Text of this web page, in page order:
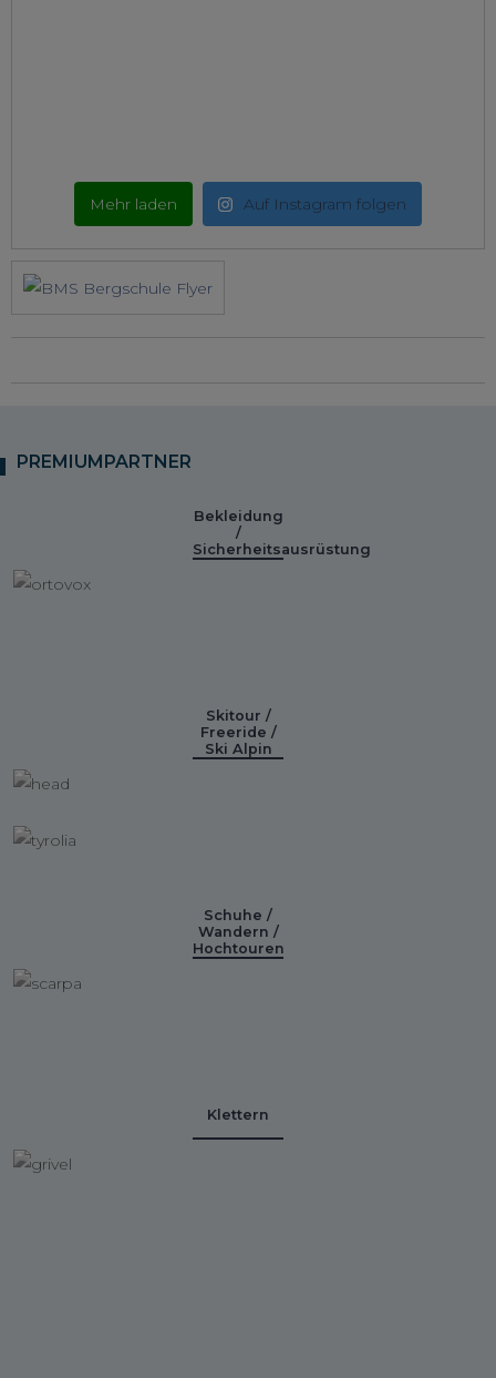
Mehr laden Auf Instagram folgen
PREMIUMPARTNER
Bekleidung
/
Sicherheitsausrüstung
Skitour /
Freeride /
Ski Alpin
Schuhe /
Wandern /
Hochtouren
Klettern